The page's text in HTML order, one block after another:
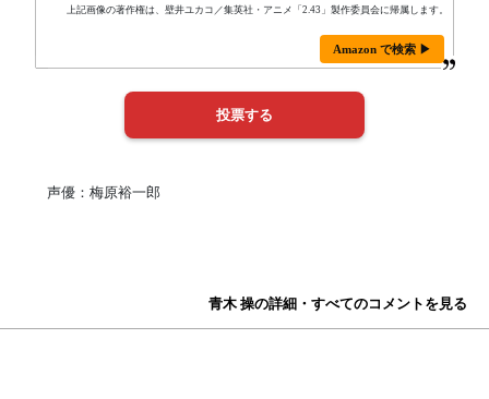
上記画像の著作権は、壁井ユカコ／集英社・アニメ「2.43」製作委員会に帰属します。
Amazon で検索 ▶
声優：梅原裕一郎
青木 操の詳細・すべてのコメントを見る